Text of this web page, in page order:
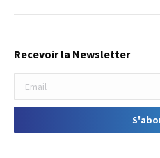
Recevoir la Newsletter